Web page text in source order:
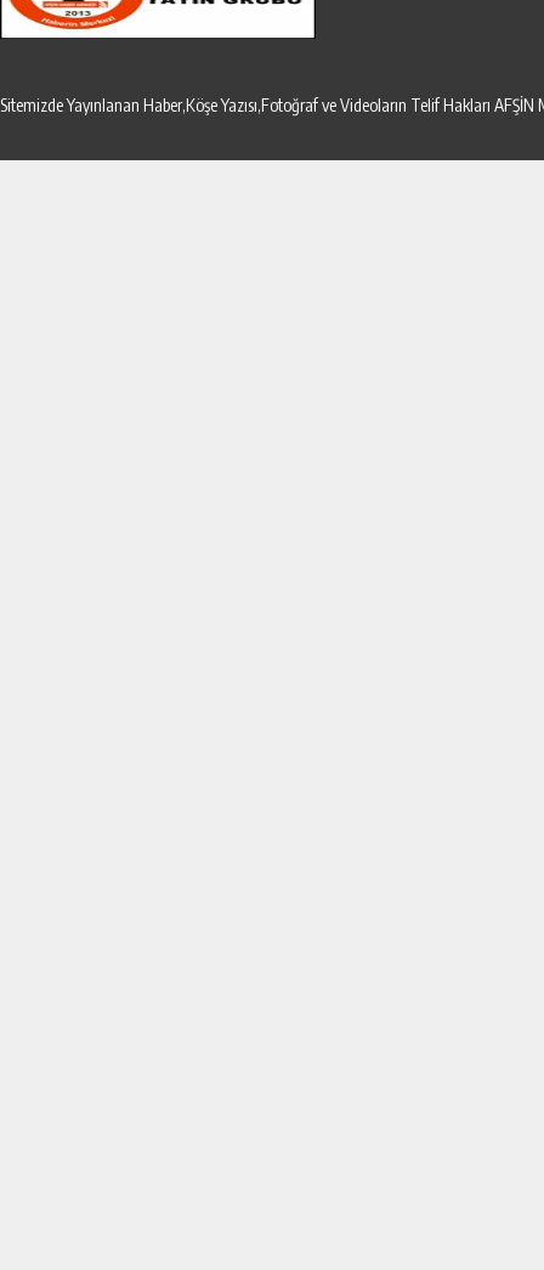
Sitemizde Yayınlanan Haber,Köşe Yazısı,Fotoğraf ve Videoların Telif Hakları